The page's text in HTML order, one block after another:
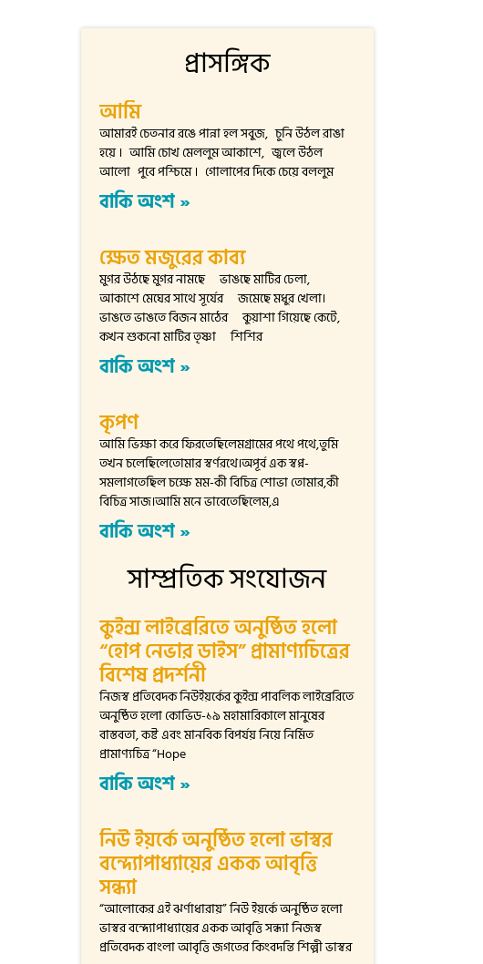
প্রাসঙ্গিক
আমি
আমারই চেতনার রঙে পান্না হল সবুজ, চুনি উঠল রাঙা
হয়ে । আমি চোখ মেললুম আকাশে, জ্বলে উঠল
আলো পুবে পশ্চিমে । গোলাপের দিকে চেয়ে বললুম
বাকি অংশ »
ক্ষেত মজুরের কাব্য
মুগর উঠছে মুগর নামছে ভাঙছে মাটির ঢেলা,
আকাশে মেঘের সাথে সূর্যের জমেছে মধুর খেলা।
ভাঙতে ভাঙতে বিজন মাঠের কুয়াশা গিয়েছে কেটে,
কখন শুকনো মাটির তৃষ্ণা শিশির
বাকি অংশ »
কৃপণ
আমি ভিক্ষা করে ফিরতেছিলেমগ্রামের পথে পথে,তুমি
তখন চলেছিলেতোমার স্বর্ণরথে।অপূর্ব এক স্বপ্ন-
সমলাগতেছিল চক্ষে মম-কী বিচিত্র শোভা তোমার,কী
বিচিত্র সাজ।আমি মনে ভাবেতেছিলেম,এ
বাকি অংশ »
সাম্প্রতিক সংযোজন
কুইন্স লাইব্রেরিতে অনুষ্ঠিত হলো
“হোপ নেভার ডাইস” প্রামাণ্যচিত্রের
বিশেষ প্রদর্শনী
নিজস্ব প্রতিবেদক নিউইয়র্কের কুইন্স পাবলিক লাইব্রেরিতে
অনুষ্ঠিত হলো কোভিড-১৯ মহামারিকালে মানুষের
বাস্তবতা, কষ্ট এবং মানবিক বিপর্যয় নিয়ে নির্মিত
প্রামাণ্যচিত্র “Hope
বাকি অংশ »
নিউ ইয়র্কে অনুষ্ঠিত হলো ভাস্বর
বন্দ্যোপাধ্যায়ের একক আবৃত্তি
সন্ধ্যা
“আলোকের এই ঝর্ণাধারায়” নিউ ইয়র্কে অনুষ্ঠিত হলো
ভাস্বর বন্দ্যোপাধ্যায়ের একক আবৃত্তি সন্ধ্যা নিজস্ব
প্রতিবেদক বাংলা আবৃত্তি জগতের কিংবদন্তি শিল্পী ভাস্বর